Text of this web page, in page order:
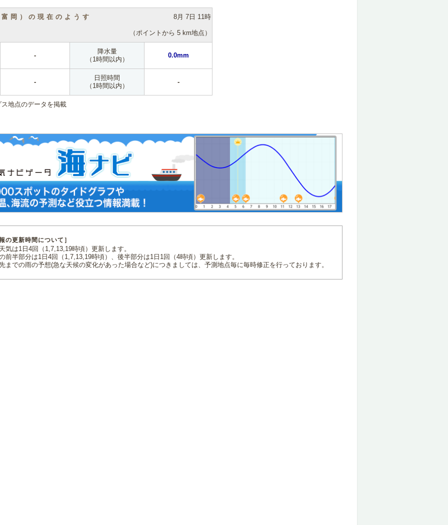
岡）の現在のようす 8月 7日 11時
（ポイントから 5 km地点）
-
降水量
（1時間以内）
0.0mm
-
日照時間
（1時間以内）
-
地点のデータを掲載
の更新時間について］
気は1日4回（1,7,13,19時頃）更新します。
前半部分は1日4回（1,7,13,19時頃）、後半部分は1日1回（4時頃）更新します。
までの雨の予想(急な天候の変化があった場合など)につきましては、予測地点毎に毎時修正を行っております。